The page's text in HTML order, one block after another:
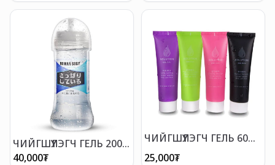
ЧИЙГШҮҮЛЭГЧ ГЕЛЬ 200
МЛ
40,000₮
ЧИЙГШҮҮЛЭГЧ ГЕЛЬ 60
25,000₮